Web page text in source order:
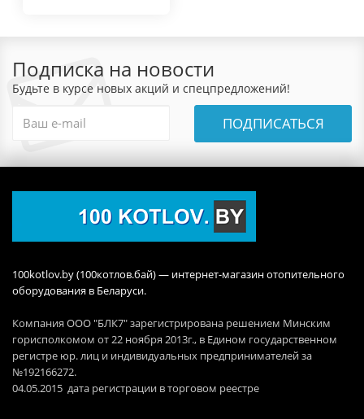
Подписка на новости
Будьте в курсе новых акций и спецпредложений!
ПОДПИСАТЬСЯ
100kotlov.by (100котлов.бай) — интернет-магазин отопительного
оборудования в Беларуси.
Компания ООО "БЛК7" зарегистрирована решением Минским
горисполкомом от 22 ноября 2013г., в Едином государственном
регистре юр. лиц и индивидуальных предпринимателей за
№192166272.
04.05.2015 дата регистрации в торговом реестре